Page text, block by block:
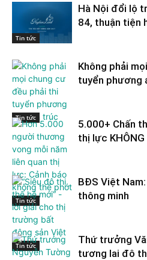
Tin tức
Hà Nội đổi lộ
84, thuận tiện
Tin tức
Không phải
tuyển phương
Tin tức
5.000+ Chấn
thị lực
Tin tức
BĐS Việt
thông minh
Thứ trưởng
tương lai đô